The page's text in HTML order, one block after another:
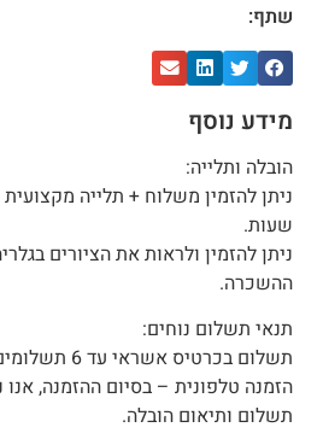
שתף:
מידע נוסף
הובלה ותלייה:
שעות.
ניתן להזמין ולראות את הציורים
ההשכרה.
תנאי תשלום נוחים:
תשלום בכרטיס אשראי עד 6 תשלומים ללא ריבית.
הזמנה טלפונית – בסיום ההזמנה,
תשלום ותיאום הובלה.